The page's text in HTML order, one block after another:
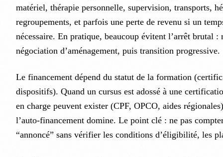
matériel, thérapie personnelle, supervision, transports,
regroupements, et parfois une perte de revenu si un
nécessaire. En pratique, beaucoup évitent l’arrêt brutal
négociation d’aménagement, puis transition progressive.
Le financement dépend du statut de la formation
dispositifs). Quand un cursus est adossé à une
en charge peuvent exister (CPF, OPCO, aides
l’auto-financement domine. Le point clé : ne pas
“annoncé” sans vérifier les conditions d’éligibilité, les